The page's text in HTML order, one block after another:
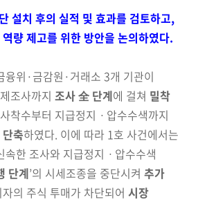
설치 후의 실적 및 효과를 검토하고,
량 제고를 위한 방안을 논의하였다.
융위·금감원·거래소 3개 기관이
조사까지 조사 全 단계에 걸쳐 밀착
착수부터 지급정지ㆍ 압수수색까지
축하였다. 이에 따라 1호 사건에서는
속한 조사와 지급정지ㆍ 압수수색
단계’의 시세조종을 중단시켜 추가
의 주식 투매가 차단되어 시장